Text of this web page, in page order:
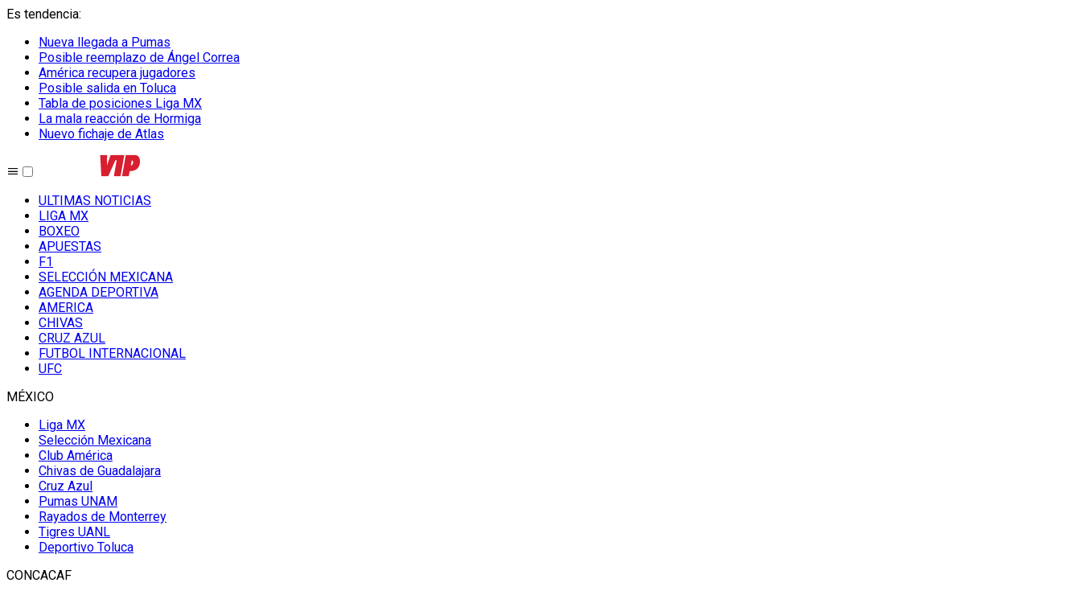
Es tendencia:
Nueva llegada a Pumas
Posible reemplazo de Ángel Correa
América recupera jugadores
Posible salida en Toluca
Tabla de posiciones Liga MX
La mala reacción de Hormiga
Nuevo fichaje de Atlas
ULTIMAS NOTICIAS
LIGA MX
BOXEO
APUESTAS
F1
SELECCIÓN MEXICANA
AGENDA DEPORTIVA
AMERICA
CHIVAS
CRUZ AZUL
FUTBOL INTERNACIONAL
UFC
MÉXICO
Liga MX
Selección Mexicana
Club América
Chivas de Guadalajara
Cruz Azul
Pumas UNAM
Rayados de Monterrey
Tigres UANL
Deportivo Toluca
CONCACAF